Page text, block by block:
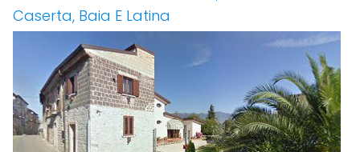
Caserta, Baia E Latina